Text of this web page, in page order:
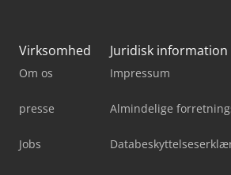
Virksomhed
Om os
presse
Jobs
Juridisk information
Impressum
Almindelige